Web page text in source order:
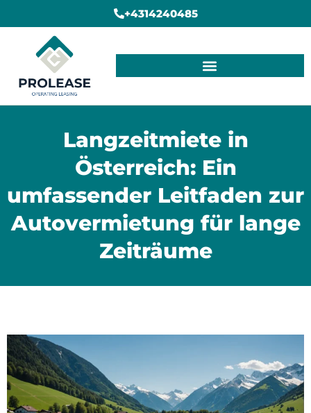
+4314240485
Langzeitmiete in
Österreich: Ein
umfassender Leitfaden zur
Autovermietung für lange
Zeiträume